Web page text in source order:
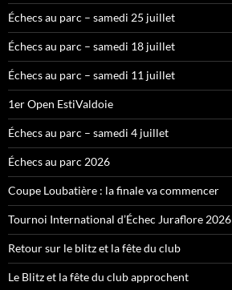
Échecs au parc – samedi 25 juillet
Échecs au parc – samedi 18 juillet
Échecs au parc – samedi 11 juillet
1er Open EstiValdoie
Échecs au parc – samedi 4 juillet
Échecs au parc 2026
Coupe Loubatière : la finale va commencer
Tournoi International d’Échec Juraflore 2026
Retour sur le blitz et la fête du club
Le Blitz et la fête du club approchent